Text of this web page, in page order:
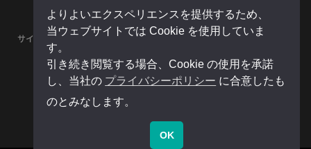
サイトマップ プライバシーポリシー お問い合わせ
運営者情報
販売店様用マイページ
よりよいエクスペリエンスを提供するため、
当ウェブサイトでは Cookie を使用していま
す。
引き続き閲覧する場合、Cookie の使用を承諾
し、当社の プライバシーポリシー に合意したも
のとみなします。
OK